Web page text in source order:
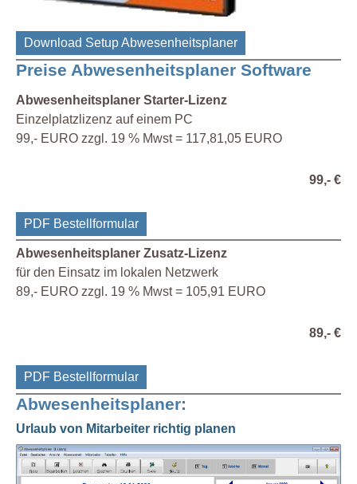
Download Setup Abwesenheitsplaner
Preise Abwesenheitsplaner Software
Abwesenheitsplaner Starter-Lizenz
Einzelplatzlizenz auf einem PC
99,- EURO zzgl. 19 % Mwst = 117,81,05 EURO
99,- €
PDF Bestellformular
Abwesenheitsplaner Zusatz-Lizenz
für den Einsatz im lokalen Netzwerk
89,- EURO zzgl. 19 % Mwst = 105,91 EURO
89,- €
PDF Bestellformular
Abwesenheitsplaner:
Urlaub von Mitarbeiter richtig planen